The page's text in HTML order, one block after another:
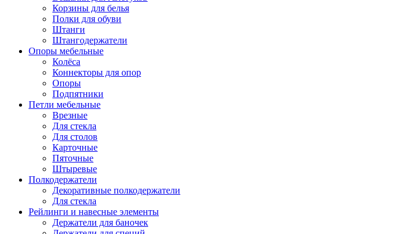
Корзины для белья
Полки для обуви
Штанги
Штангодержатели
Опоры мебельные
Колёса
Коннекторы для опор
Опоры
Подпятники
Петли мебельные
Врезные
Для стекла
Для столов
Карточные
Пяточные
Штыревые
Полкодержатели
Декоративные полкодержатели
Для стекла
Рейлинги и навесные элементы
Держатели для баночек